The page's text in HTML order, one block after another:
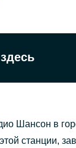
Шансон в
станции,